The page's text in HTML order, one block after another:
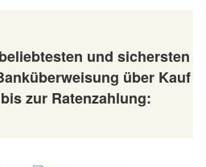
und sichersten
über Kauf
zur Ratenzahlung: